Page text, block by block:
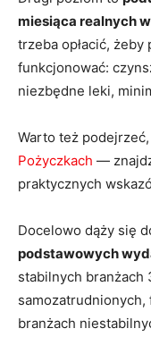
miesiąca realnych
trzeba opłacić,
funkcjonować:
niezbędne leki,
Warto też
Pożyczkach —
praktycznych
Docelowo dąży się
podstawowych
stabilnych branżach
branżach